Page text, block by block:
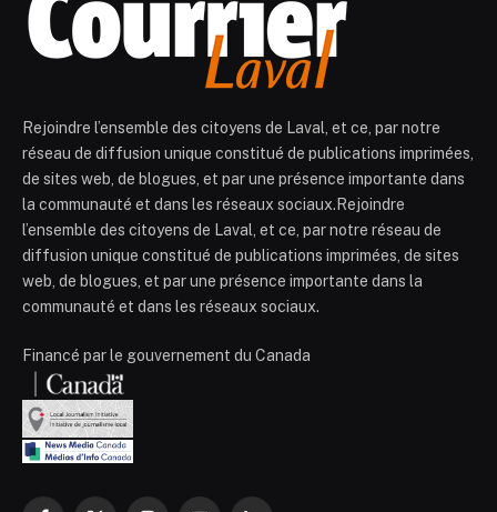
Rejoindre l’ensemble des citoyens de Laval, et ce, par notre
réseau de diffusion unique constitué de publications imprimées,
de sites web, de blogues, et par une présence importante dans
la communauté et dans les réseaux sociaux.Rejoindre
l’ensemble des citoyens de Laval, et ce, par notre réseau de
diffusion unique constitué de publications imprimées, de sites
web, de blogues, et par une présence importante dans la
communauté et dans les réseaux sociaux.
Financé par le gouvernement du Canada